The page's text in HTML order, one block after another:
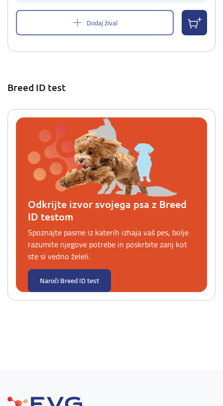
Dodaj žival
Breed ID test
Odkrijte izvor svojega psa z Breed
ID testom
Spoznajte pasme iz katerih izhaja vaš pes, bolje
razumite njegove potrebe in poskrbite zanj kot
ste si vedno želeli.
Naroči Breed ID test